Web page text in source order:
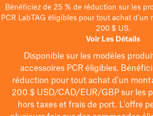
Bénéficiez de 25 % de réduction sur les
PCR LabTAG éligibles pour tout achat d'un
200 $ US.
Voir Les Détails
Disponible sur les modèles
accessoires PCR éligibles.
réduction pour tout achat d'un
200 $USD/CAD/EUR/GBPsur les
hors taxes et frais de port. L'offre